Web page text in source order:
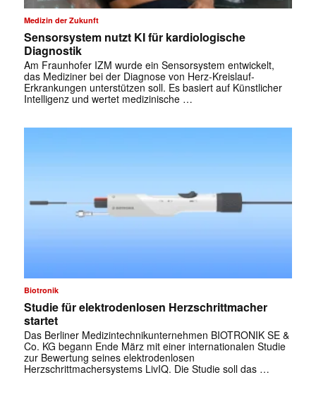
✕
Medizin der Zukunft
Sensorsystem nutzt KI für kardiologische
Diagnostik
Am Fraunhofer IZM wurde ein Sensorsystem entwickelt,
das Mediziner bei der Diagnose von Herz-Kreislauf-
Erkrankungen unterstützen soll. Es basiert auf Künstlicher
Intelligenz und wertet medizinische …
Biotronik
Studie für elektrodenlosen Herzschrittmacher
startet
Das Berliner Medizintechnikunternehmen BIOTRONIK SE &
Co. KG begann Ende März mit einer internationalen Studie
zur Bewertung seines elektrodenlosen
Herzschrittmachersystems LivIQ. Die Studie soll das …